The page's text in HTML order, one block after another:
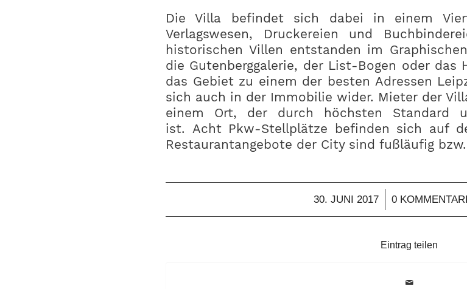
Die Villa befindet sich dabei in einem
Verlagswesen, Druckereien und
historischen Villen entstanden im
die Gutenberggalerie, der List-Bogen oder das
das Gebiet zu einem der besten Adressen
sich auch in der Immobilie wider. Mieter der
einem Ort, der durch höchsten Standard
ist. Acht Pkw-Stellplätze befinden sich auf
Restaurantangebote der City sind fußläufig bzw.
30. JUNI 2017
/ 0
Eintrag teilen